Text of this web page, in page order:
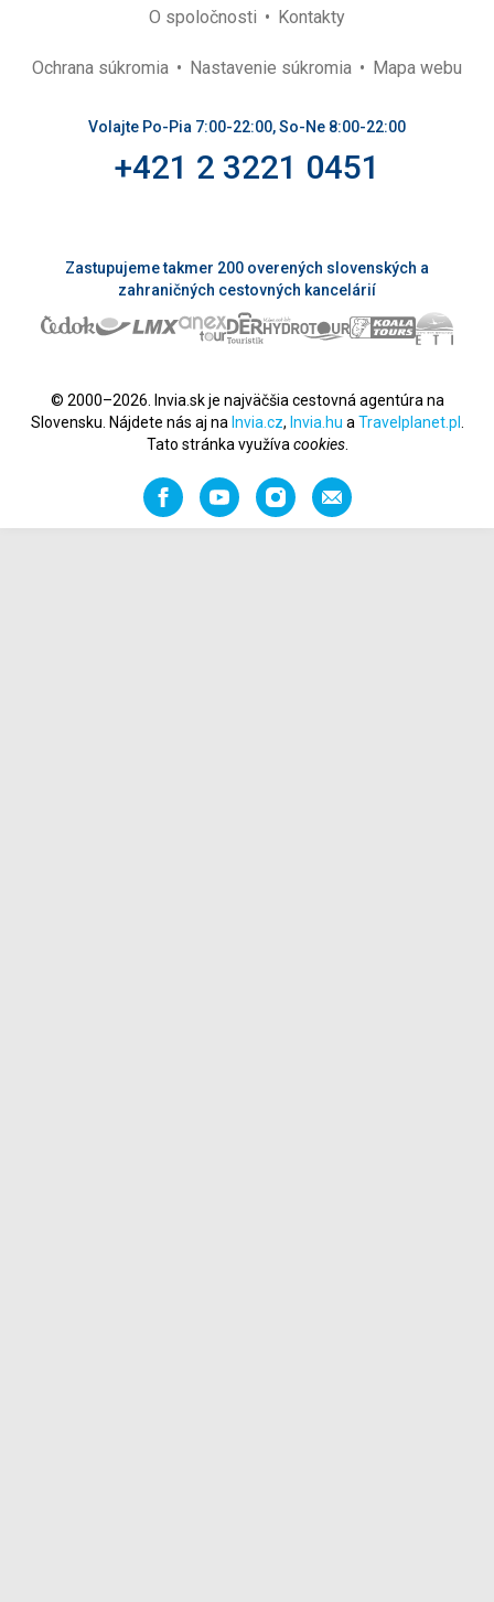
O spoločnosti
Kontakty
Ochrana súkromia Nastavenie súkromia Mapa webu
Volajte Po-Pia 7:00-22:00, So-Ne 8:00-22:00
+421 2 3221 0451
Zastupujeme takmer 200 overených slovenských a
zahraničných cestovných kancelárií
© 2000–2026. Invia.sk je najväčšia cestovná agentúra na
Slovensku. Nájdete nás aj na Invia.cz, Invia.hu a Travelplanet.pl
Tato stránka využíva cookies.
FacebookYouTubeInstagramOdporučiť